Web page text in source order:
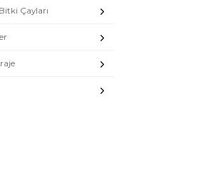
Çayları